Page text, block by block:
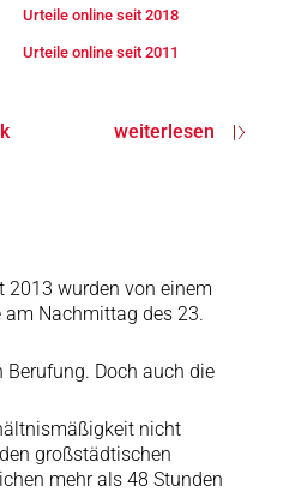
Urteile online seit 2018
Urteile online seit 2011
weiterlesen
2013 wurden von einem
am Nachmittag des 23.
Doch auch die
nicht
großstädtischen
mehr als 48 Stunden